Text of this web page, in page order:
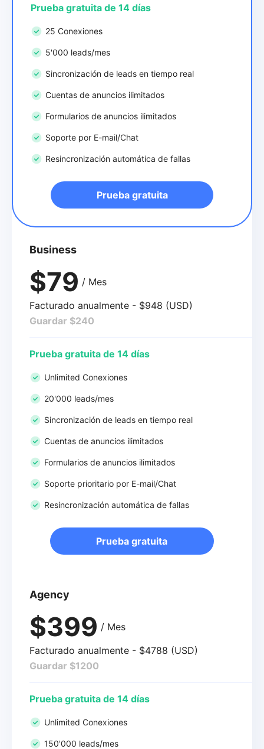
Prueba gratuita de 14 días
25 Conexiones
5'000 leads/mes
Sincronización de leads en tiempo real
Cuentas de anuncios ilimitados
Formularios de anuncios ilimitados
Soporte por E-mail/Chat
Resincronización automática de fallas
Prueba gratuita
Business
$79 / Mes
Facturado anualmente - $948 (USD)
Guardar $240
Prueba gratuita de 14 días
Unlimited Conexiones
20'000 leads/mes
Sincronización de leads en tiempo real
Cuentas de anuncios ilimitados
Formularios de anuncios ilimitados
Soporte prioritario por E-mail/Chat
Resincronización automática de fallas
Prueba gratuita
Agency
$399 / Mes
Facturado anualmente - $4788 (USD)
Guardar $1200
Prueba gratuita de 14 días
Unlimited Conexiones
150'000 leads/mes